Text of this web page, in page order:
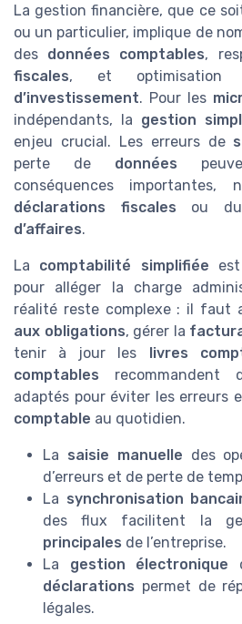
La gestion financière, que ce
ou un particulier, implique de
des données comptables,
fiscales, et
d’investissement. Pour les
indépendants, la gestion
enjeu crucial. Les erreurs de
perte de données
conséquences importantes,
déclarations fiscales ou
d’affaires.
La comptabilité simplifiée
pour alléger la charge
réalité reste complexe : il faut
aux obligations, gérer la
tenir à jour les livres
comptables recommandent
adaptés pour éviter les erreurs
comptable au quotidien.
La saisie manuelle des
d’erreurs et de perte de
La synchronisation
des flux facilitent la
principales de l’entreprise.
La gestion électronique
déclarations permet de
légales.